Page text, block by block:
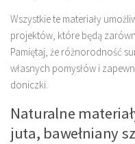
Wszystkie te materiały
projektów, które będą
Pamiętaj, że różnorodność
własnych pomysłów i
doniczki.
Naturalne
juta, bawełniany